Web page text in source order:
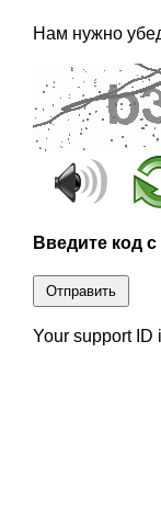
Нам нужно
Введите код с
Отправить
Your support ID